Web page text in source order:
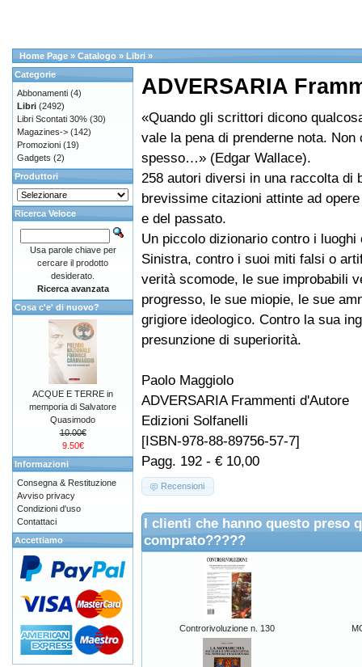
Home Page » Catalogo » Libri »
ADVERSARIA
«Quando gli scrittori dicono
vale la pena di prenderne nota. Non
spesso…» (Edgar Wallace).
258 autori diversi in una raccolta di
brevissime citazioni attinte ad
e del passato.
Un piccolo dizionario contro i luoghi
Sinistra, contro i suoi miti falsi o
verità scomode, le sue improbabili
progresso, le sue miopie, le sue
grigiore ideologico. Contro la sua
presunzione di superiorità.
Paolo Maggiolo
ADVERSARIA Frammenti d'Autore
Edizioni Solfanelli
[ISBN-978-88-89756-57-7]
Pagg. 192 - € 10,00
Recensioni
I clienti che hanno questo preso
comprato?????
Controrivoluzione n. 130
Categorie
Abbonamenti (4)
Libri (2492)
Libri Scontati 30% (30)
Magazines-> (142)
Promozioni (19)
Gadgets (2)
Produttori
Ricerca Veloce
Usa parole chiave per
cercare il prodotto
desiderato.
Ricerca avanzata
Cosa c'e' di nuovo?
ACQUE E TERRE in
memporia di Salvatore
Quasimodo
10.00€
9.50€
Informazioni
Consegna & Restituzione
Avviso privacy
Condizioni d'uso
Contattaci
Accettiamo